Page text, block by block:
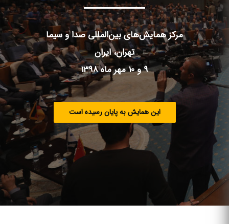
مرکز همایش‌های بین‌المللی صدا و سیما
تهران، ایران
9 و 10 مهر ماه 1398
این همایش به پایان رسیده است